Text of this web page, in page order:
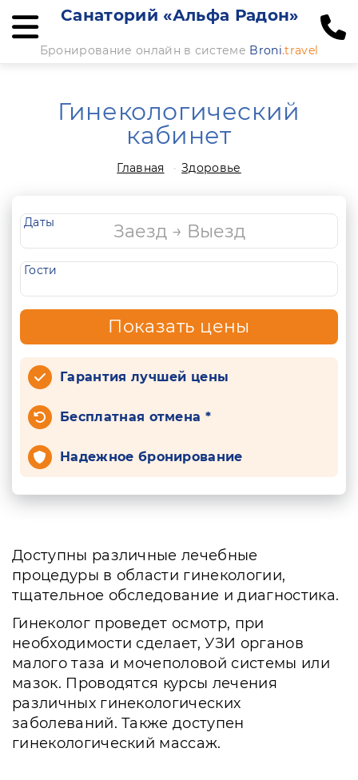
Санаторий «Альфа Радон»
Бронирование онлайн в системе Broni.travel
Гинекологический
кабинет
Главная Здоровье
Даты
Гости
Показать цены
Гарантия лучшей цены
Бесплатная отмена *
Надежное бронирование
Доступны различные лечебные
процедуры в области гинекологии,
тщательное обследование и диагностика.
Гинеколог проведет осмотр, при
необходимости сделает, УЗИ органов
малого таза и мочеполовой системы или
мазок. Проводятся курсы лечения
различных гинекологических
заболеваний. Также доступен
гинекологический массаж.